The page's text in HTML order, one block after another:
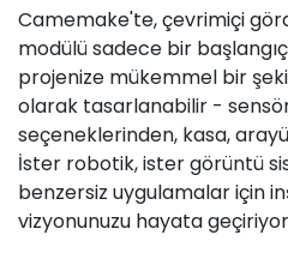
Camemake'te, çevrimiçi
modülü sadece bir
projenize mükemmel bir
olarak tasarlanabilir -
seçeneklerinden, kasa,
İster robotik, ister görüntü
benzersiz uygulamalar için
vizyonunuzu hayata